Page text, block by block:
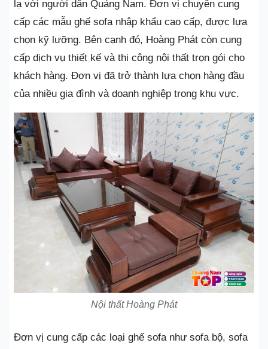
lạ với người dân Quảng Nam. Đơn vị chuyên cung
cấp các mẫu ghế sofa nhập khẩu cao cấp, được lựa
chọn kỹ lưỡng. Bên cạnh đó, Hoàng Phát còn cung
cấp dịch vụ thiết kế và thi công nội thất trọn gói cho
khách hàng. Đơn vị đã trở thành lựa chọn hàng đầu
của nhiều gia đình và doanh nghiệp trong khu vực.
Nội thất Hoàng Phát
Đơn vị cung cấp các loại ghế sofa như sofa bộ, sofa